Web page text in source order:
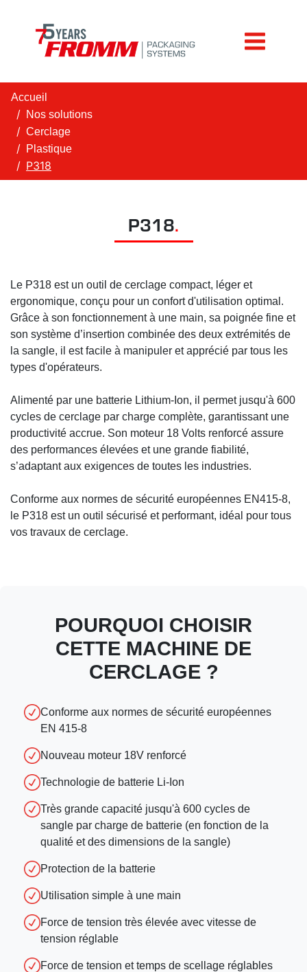
Accueil
Nos solutions
Cerclage
Plastique
P318
P318.
Le P318 est un outil de cerclage compact, léger et
ergonomique, conçu pour un confort d'utilisation optimal.
Grâce à son fonctionnement à une main, sa poignée fine et
son système d’insertion combinée des deux extrémités de
la sangle, il est facile à manipuler et apprécié par tous les
types d'opérateurs.
Alimenté par une batterie Lithium-Ion, il permet jusqu'à 600
cycles de cerclage par charge complète, garantissant une
productivité accrue. Son moteur 18 Volts renforcé assure
des performances élevées et une grande fiabilité,
s’adaptant aux exigences de toutes les industries.
Conforme aux normes de sécurité européennes EN415-8,
le P318 est un outil sécurisé et performant, idéal pour tous
vos travaux de cerclage.
POURQUOI CHOISIR
CETTE MACHINE DE
CERCLAGE ?
Conforme aux normes de sécurité européennes
EN 415-8
Nouveau moteur 18V renforcé
Technologie de batterie Li-Ion
Très grande capacité jusqu'à 600 cycles de
sangle par charge de batterie (en fonction de la
qualité et des dimensions de la sangle)
Protection de la batterie
Utilisation simple à une main
Force de tension très élevée avec vitesse de
tension réglable
Force de tension et temps de scellage réglables